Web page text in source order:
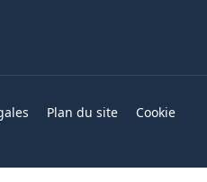
Plan du site
Cookie